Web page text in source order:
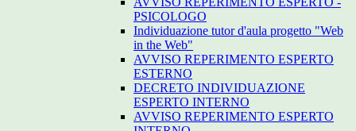
PSICOLOGO
Individuazione tutor d'aula progetto "Web
in the Web"
AVVISO REPERIMENTO ESPERTO
ESTERNO
DECRETO INDIVIDUAZIONE
ESPERTO INTERNO
AVVISO REPERIMENTO ESPERTO